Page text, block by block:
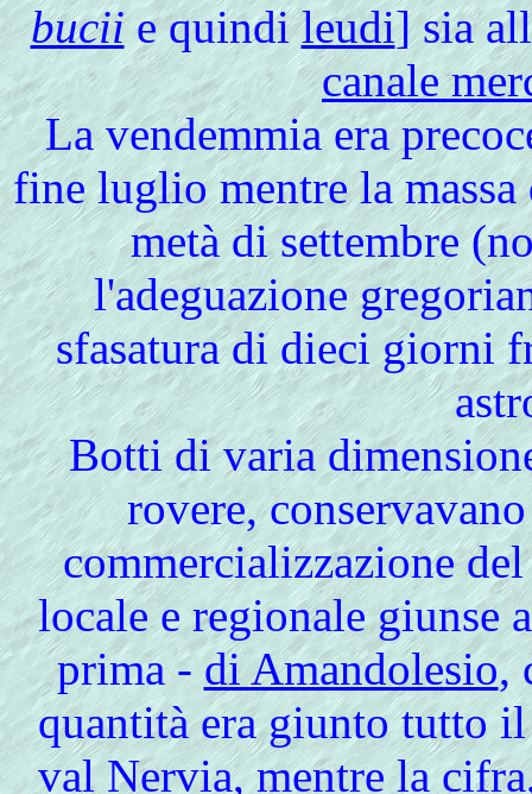
buciie quindileudi] sia
canale
La vendemmia era
fine luglio mentre la
metà di settembre
l'adeguazione
sfasatura di dieci giorni
Botti di varia
rovere,
commercializzazione
locale e regionale giunse
prima -di Amandolesio,
quantità era giunto tutto
val Nervia, mentre la